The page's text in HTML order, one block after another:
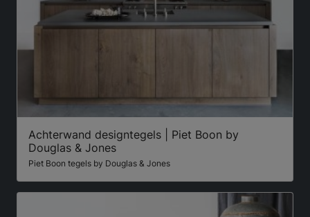
Achterwand designtegels | Piet Boon by
Douglas & Jones
Piet Boon tegels by Douglas & Jones